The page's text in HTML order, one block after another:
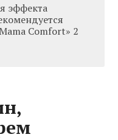
эффекта
Comfort» 2